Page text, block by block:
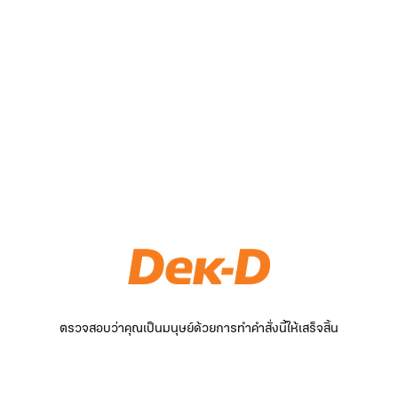
ตรวจสอบว่าคุณเป็นมนุษย์ด้วยการทำคำสั่งนี้ให้เสร็จสิ้น